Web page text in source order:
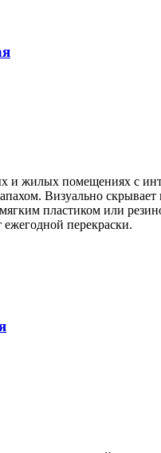
и жилых помещениях с
Визуально
пластиком или
перекраски.